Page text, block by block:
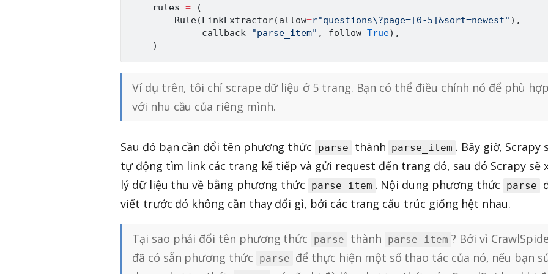
    rules
=
(
        Rule
( LinkExtractor(allow=r"questions\?page=[0-5]&sort=newest" ) ,
             callback
="parse_item" , follow=True) ,
)
Ví dụ trên, tôi chỉ scrape dữ liệu ở 5 trang. Bạn có thể điều chỉnh nó để phù hợp
với nhu cầu của riêng mình.
Sau đó bạn cần đổi tên phương thức parse thành parse_item . Bây giờ, Scrapy
tự động tìm link các trang kế tiếp và gửi request đến trang đó, sau đó Scrapy sẽ
lý dữ liệu thu về bằng phương thức
parse_item . Nội dung phương thức parse
viết trước đó không cần thay đổi gì, bởi các trang cấu trúc giống hệt nhau.
Tại sao phải đổi tên phương thức parse thành parse_item ? Bởi vì
đã có sẵn phương thức
parse để thực hiện một số thao tác của nó, nếu bạn